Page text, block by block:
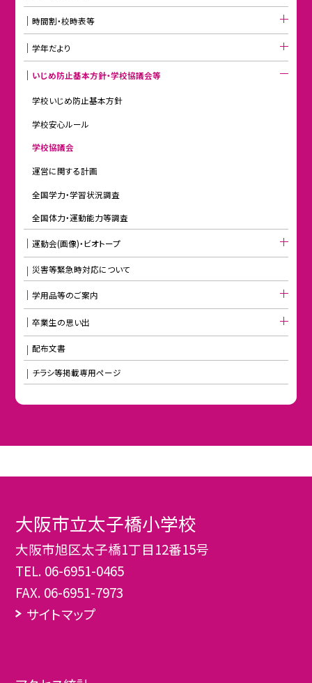
時間割・校時表等
学年だより
いじめ防止基本方針・学校協議会等
学校いじめ防止基本方針
学校安心ルール
学校協議会
運営に関する計画
全国学力・学習状況調査
全国体力・運動能力等調査
運動会(画像)・ビオトープ
災害等緊急時対応について
学用品等のご案内
卒業生の思い出
配布文書
チラシ等掲載専用ページ
大阪市立太子橋小学校
大阪市旭区太子橋1丁目12番15号
TEL. 06-6951-0465
FAX. 06-6951-7973
サイトマップ